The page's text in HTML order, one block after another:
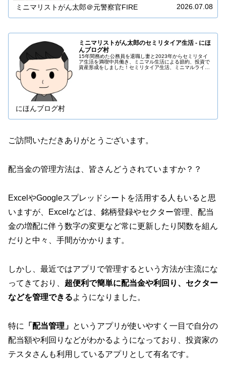
ていただきたいと思いま…
ミニマリストがん太郎＠元警察官FIRE 2026.07.08
ミニマリストがん太郎のセミリタイア生活 - にほ
んブログ村
15年間務めた公務員を退職し妻と2023年からセミリタイ
ア生活を満喫中共働き、ミニマル生活による節約、投資で
資産形成をしました！セミリタイア生活、ミニマルライ
にほんブログ村
ご訪問いただきありがとうございます。
配当金の管理方法は、皆さんどうされていますか？？
ExcelやGoogleスプレッドシートを活用する人もいると思
いますが、Excelなどは、銘柄登録やセクター管理、配当
金の増配に伴う数字の変更など常に更新したり関数を組ん
だりと中々、手間がかかります。
しかし、最近ではアプリで管理するという方法が主流にな
ってきており、 超便利で簡単に配当金や利回り、セクター
などを管理できるようになりました。
特に 「配当管理」 というアプリが使いやすく一目で自分の
配当額や利回りなどがわかるようになっており、投資家の
テスタさんも利用しているアプリとして有名です。